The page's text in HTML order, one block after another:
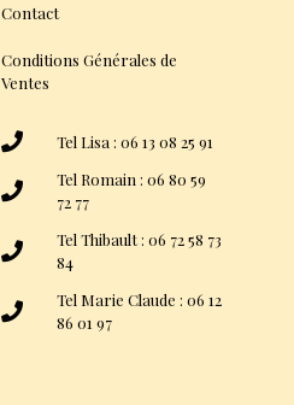
Contact
Conditions Générales de
Ventes
Tel Lisa : 06 13 08 25 91
Tel Romain : 06 80 59
72 77
Tel Thibault : 06 72 58 73
84
Tel Marie Claude : 06 12
86 01 97